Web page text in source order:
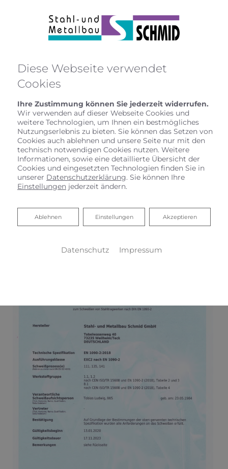
Zertifikate
Wir sind ein zertifizierte Meisterbetrieb.
Diese Webseite verwendet
Cookies
Ihre Zustimmung können Sie jederzeit widerrufen.
Wir verwenden auf dieser Webseite Cookies und
weitere Technologien, um Ihnen ein bestmögliches
Nutzungserlebnis zu bieten. Sie können das Setzen von
Cookies auch ablehnen und unsere Seite nur mit den
technisch notwendigen Cookies nutzen. Weitere
Informationen, sowie eine detaillierte Übersicht der
Cookies und eingesetzten Technologien finden Sie in
unserer Datenschutzerklärung. Sie können Ihre
Einstellungen jederzeit ändern.
Akzeptieren
Einstellungen
Ablehnen
Ablehnen
Datenschutz Impressum